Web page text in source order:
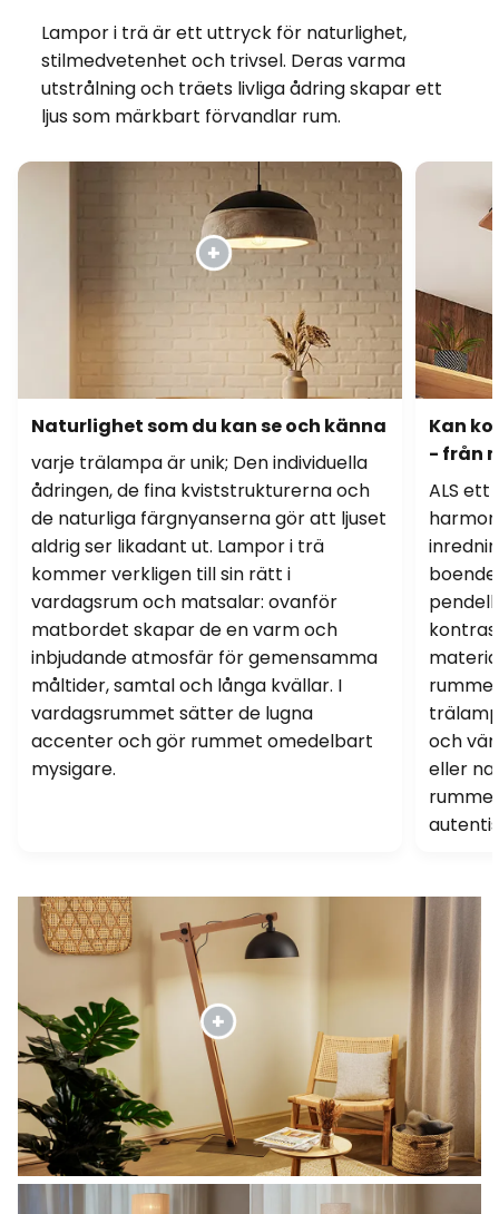
Lampor i trä är ett uttryck för naturlighet,
stilmedvetenhet och trivsel. Deras varma
utstrålning och träets livliga ådring skapar ett
ljus som märkbart förvandlar rum.
Naturlighet som du kan se och känna
varje trälampa är unik; Den individuella
ådringen, de fina kviststrukturerna och
de naturliga färgnyanserna gör att ljuset
aldrig ser likadant ut. Lampor i trä
kommer verkligen till sin rätt i
vardagsrum och matsalar: ovanför
matbordet skapar de en varm och
inbjudande atmosfär för gemensamma
måltider, samtal och långa kvällar. I
vardagsrummet sätter de lugna
accenter och gör rummet omedelbart
mysigare.
Kan
- från
ALS
och
eller